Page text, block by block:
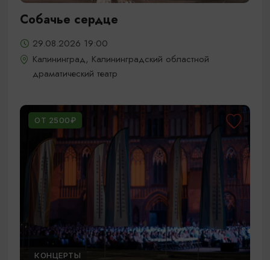
Собачье сердце
29.08.2026 19:00
Калининград, Калининградский областной
драматический театр
ОТ 2500₽
КОНЦЕРТЫ